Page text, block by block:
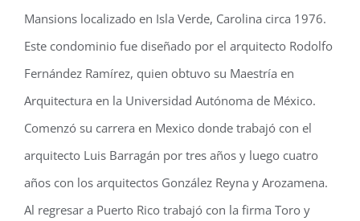
Mansions localizado en Isla Verde, Carolina circa 1976.
Este condominio fue diseñado por el arquitecto Rodolfo
Fernández Ramírez, quien obtuvo su Maestría en
Arquitectura en la Universidad Autónoma de México.
Comenzó su carrera en Mexico donde trabajó con el
arquitecto Luis Barragán por tres años y luego cuatro
años con los arquitectos González Reyna y Arozamena.
Al regresar a Puerto Rico trabajó con la firma Toro y